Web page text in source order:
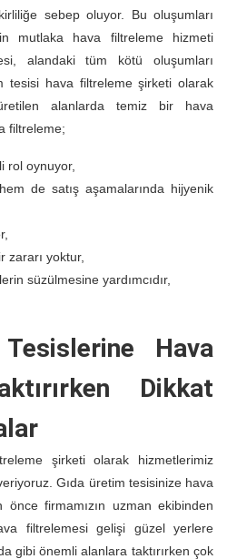
sebep oluyor. Bu oluşumları
mutlaka hava filtreleme hizmeti
alandaki tüm kötü oluşumları
tesisi hava filtreleme şirketi olarak
alanlarda temiz bir hava
filtreleme;
oynuyor,
de satış aşamalarında hijyenik
yoktur,
süzülmesine yardımcıdır,
Hava
Dikkat
şirketi olarak hizmetlerimiz
Gıda üretim tesisinize hava
önce firmamızın uzman ekibinden
filtrelemesi gelişi güzel yerlere
gibi önemli alanlara taktırırken çok